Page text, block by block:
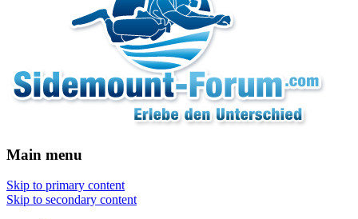
Main menu
Skip to primary content
Skip to secondary content